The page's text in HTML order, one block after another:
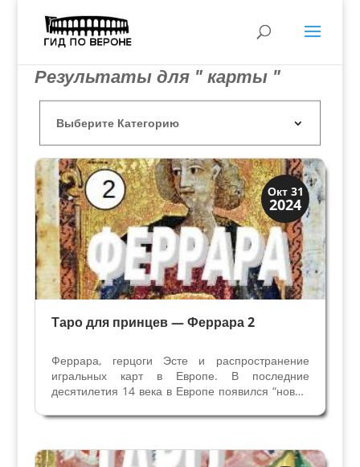
Результаты для " карты "
Окт 31
2024
Династии
Мантуя и Феррара
Таро для принцев — Феррара 2
Феррара, герцоги Эсте и распространение
игральных карт в Европе. В последние
десятилетия 14 века в Европе появился “новый
ревнителей общественной морали. Речь идет
Европе началась мания...